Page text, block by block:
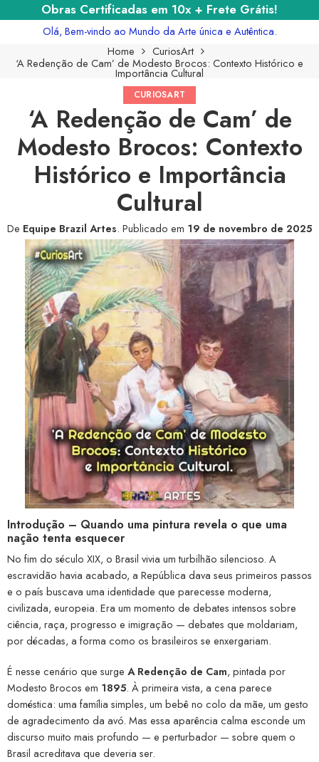
Obras Certificadas em 10x + Frete Grátis!
Olá, Bem-vindo ao Mundo da Arte única e Autêntica.
Home
CuriosArt
‘A Redenção de Cam’ de Modesto Brocos: Contexto Histórico e
Importância Cultural
CURIOSART
‘A Redenção de Cam’ de
Modesto Brocos: Contexto
Histórico e Importância
Cultural
De Equipe Brazil Artes. Publicado em 19 de novembro de 2025
Introdução – Quando uma pintura revela o que uma
nação tenta esquecer
No fim do século XIX, o Brasil vivia um turbilhão silencioso. A
escravidão havia acabado, a República dava seus primeiros passos
e o país buscava uma identidade que parecesse moderna,
civilizada, europeia. Era um momento de debates intensos sobre
ciência, raça, progresso e imigração — debates que moldariam,
por décadas, a forma como os brasileiros se enxergariam.
É nesse cenário que surge A Redenção de Cam, pintada por
Modesto Brocos em 1895. À primeira vista, a cena parece
doméstica: uma família simples, um bebê no colo da mãe, um gesto
de agradecimento da avó. Mas essa aparência calma esconde um
discurso muito mais profundo — e perturbador — sobre quem o
Brasil acreditava que deveria ser.